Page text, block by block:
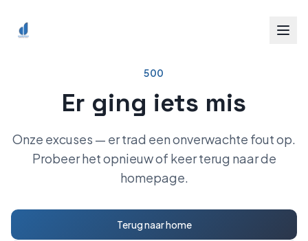
500
Er ging iets mis
Onze excuses — er trad een onverwachte fout op.
Probeer het opnieuw of keer terug naar de
homepage.
Terug naar home